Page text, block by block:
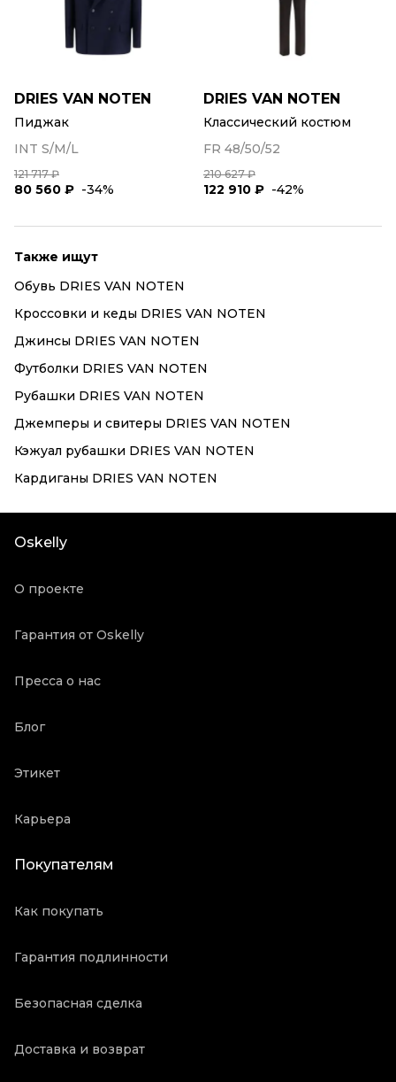
DRIES VAN NOTEN
Пиджак
INT S/M/L
121 717 ₽
80 560 ₽ -34%
DRIES VAN NOTEN
Классический костюм
FR 48/50/52
210 627 ₽
122 910 ₽ -42%
Также ищут
Обувь DRIES VAN NOTEN
Кроссовки и кеды DRIES VAN NOTEN
Джинсы DRIES VAN NOTEN
Футболки DRIES VAN NOTEN
Рубашки DRIES VAN NOTEN
Джемперы и свитеры DRIES VAN NOTEN
Кэжуал рубашки DRIES VAN NOTEN
Кардиганы DRIES VAN NOTEN
Oskelly
О проекте
Гарантия от Oskelly
Пресса о нас
Блог
Этикет
Карьера
Покупателям
Как покупать
Гарантия подлинности
Безопасная сделка
Доставка и возврат